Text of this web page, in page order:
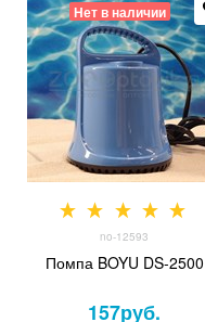
Нет в наличии
no-12593
Помпа BOYU DS-2500
157руб.